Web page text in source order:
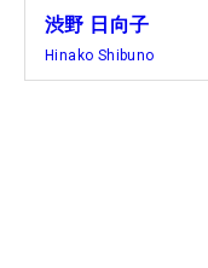
渋野 日向子
Hinako Shibuno